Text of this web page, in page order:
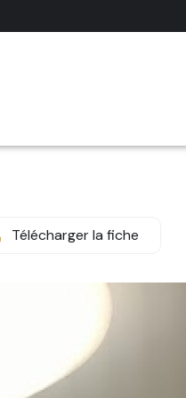
Télécharger la fiche